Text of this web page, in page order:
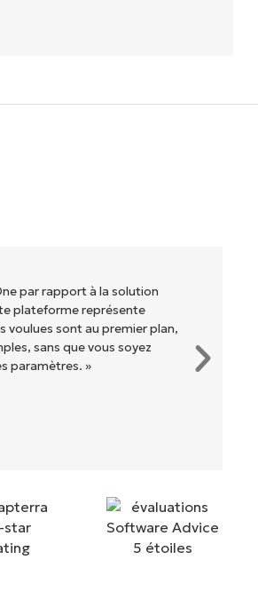
par rapport à la solution
plateforme représente
voulues sont au premier plan,
sans que vous soyez
paramètres. »